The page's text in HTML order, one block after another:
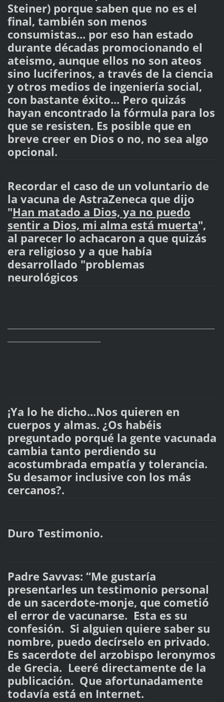
Steiner) porque saben que no es el
final, también son menos
consumistas... por eso han estado
durante décadas promocionando el
ateismo, aunque ellos no son ateos
sino luciferinos, a través de la ciencia
y otros medios de ingeniería social,
con bastante éxito... Pero quizás
hayan encontrado la fórmula para los
que se resisten. Es posible que en
breve creer en Dios o no, no sea algo
opcional.
Recordar el caso de un voluntario de
la vacuna de AstraZeneca que dijo
"Han matado a Dios, ya no puedo
sentir a Dios, mi alma está muerta",
al parecer lo achacaron a que quizás
era religioso y a que había
desarrollado "problemas
neurológicos
¡Ya lo he dicho...Nos quieren en
cuerpos y almas. ¿Os habéis
preguntado porqué la gente vacunada
cambia tanto perdiendo su
acostumbrada empatía y tolerancia.
Su desamor inclusive con los más
cercanos?.
Duro Testimonio.
Padre Savvas: “Me gustaría
presentarles un testimonio personal
de un sacerdote-monje, que cometió
el error de vacunarse. Esta es su
confesión. Si alguien quiere saber su
nombre, puedo decírselo en privado.
Es sacerdote del arzobispo Ieronymos
de Grecia. Leeré directamente de la
publicación. Que afortunadamente
todavía está en Internet.